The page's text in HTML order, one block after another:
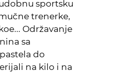
sportsku
trenerke,
Održavanje
sa
do
na kilo i na